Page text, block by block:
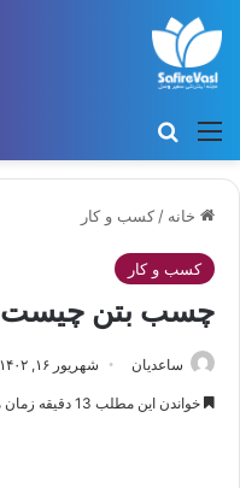
منو
خانه / کسب و کار
کسب و کار
چسب بتن چیست
ساعدیان شهریور ۱۶, ۱۴۰۲
خواندن این مطلب 13 دقیقه زمان میبرد